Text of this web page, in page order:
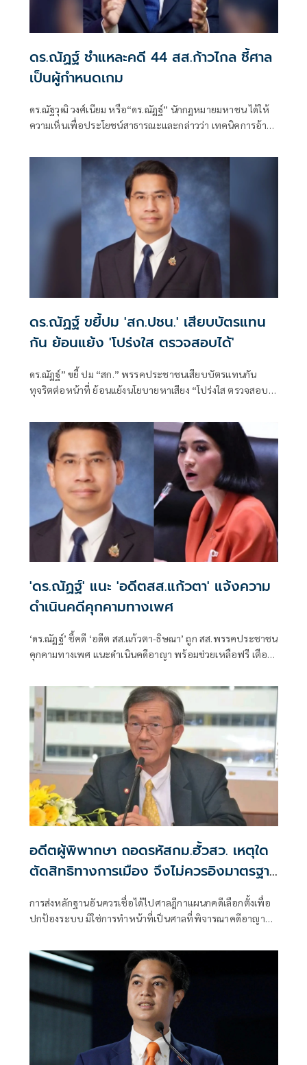
ดร.ณัฏฐ์ ชำแหละคดี 44 สส.ก้าวไกล ชี้ศาล
เป็นผู้กำหนดเกม
ดร.ณัฐวุฒิ วงศ์เนียม หรือ“ดร.ณัฏฐ์” นักกฎหมายมหาชน ได้ให้
ความเห็นเพื่อประโยชน์สาธารณะและกล่าวว่า เทคนิคการอ้าง
ดร.ณัฏฐ์ ขยี้ปม 'สก.ปชน.' เสียบบัตรแทน
กัน ย้อนแย้ง 'โปร่งใส ตรวจสอบได้'
ดร.ณัฏฐ์” ขยี้ ปม “สก.” พรรคประชาชนเสียบบัตรแทนกัน
ทุจริตต่อหน้าที่ ย้อนแย้งนโยบายหาเสียง “โปร่งใส ตรวจสอบ
'ดร.ณัฏฐ์' แนะ 'อดีตสส.แก้วตา' แจ้งความ
ดำเนินคดีคุกคามทางเพศ
‘ดร.ณัฏฐ์’ ชี้คดี ‘อดีต สส.แก้วตา-ธิษณา’ ถูก สส.พรรคประชาชน
คุกคามทางเพศ แนะดำเนินคดีอาญา พร้อมช่วยเหลือฟรี เตือน
อดีตผู้พิพากษา ถอดรหัสกม.ฮั้วสว. เหตุใด
ตัดสิทธิทางการเมือง จึงไม่ควรอิงมาตรฐาน
เดียวกับคดีอาญา
การส่งหลักฐานอันควรเชื่อได้ไปศาลฎีกาแผนกคดีเลือกตั้งเพื่อ
ปกป้องระบบ มิใช่การทำหน้าที่เป็นศาลที่พิจารณาคดีอาญา